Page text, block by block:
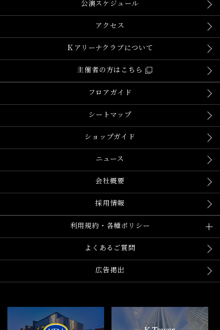
公演スケジュール
アクセス
Ｋアリーナクラブについて
主催者の方はこちら
フロアガイド
シートマップ
ショップガイド
ニュース
会社概要
採用情報
利用規約・各種ポリシー
よくあるご質問
広告掲出